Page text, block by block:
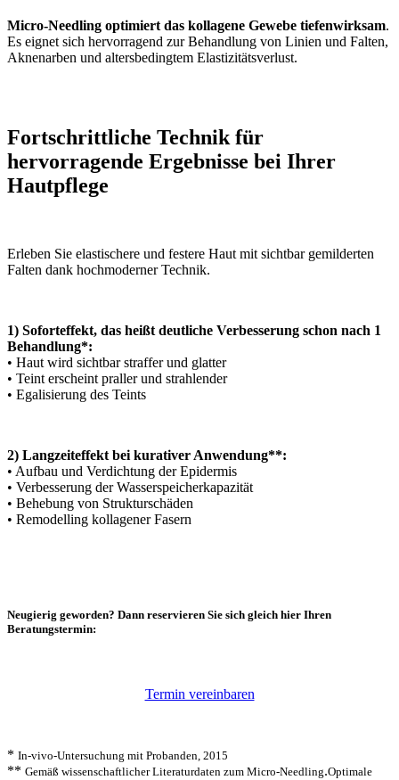
Micro-Needling optimiert das kollagene Gewebe tiefenwirksam.
Es eignet sich hervorragend zur Behandlung von Linien und Falten,
Aknenarben und altersbedingtem Elastizitätsverlust.
Fortschrittliche Technik für
hervorragende Ergebnisse bei Ihrer
Hautpflege
Erleben Sie elastischere und festere Haut mit sichtbar gemilderten
Falten dank hochmoderner Technik.
1) Soforteffekt, das heißt deutliche Verbesserung schon nach 1
Behandlung*:
• Haut wird sichtbar straffer und glatter
• Teint erscheint praller und strahlender
• Egalisierung des Teints
2) Langzeiteffekt bei kurativer Anwendung**:
• Aufbau und Verdichtung der Epidermis
• Verbesserung der Wasserspeicherkapazität
• Behebung von Strukturschäden
• Remodelling kollagener Fasern
Neugierig geworden? Dann reservieren Sie sich gleich hier Ihren
Beratungstermin:
Termin vereinbaren
* In-vivo-Untersuchung mit Probanden, 2015
** Gemäß wissenschaftlicher Literaturdaten zum Micro-Needling.Optimale